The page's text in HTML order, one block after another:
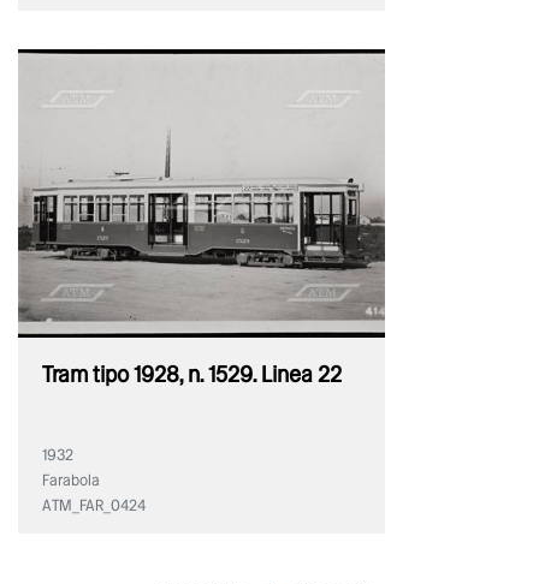
Tram tipo 1928, n. 1529. Linea 22
1932
Farabola
ATM_FAR_0424